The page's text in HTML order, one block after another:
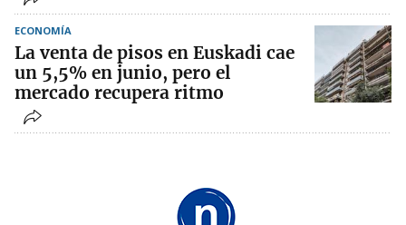
ECONOMÍA
La venta de pisos en Euskadi cae
un 5,5% en junio, pero el
mercado recupera ritmo